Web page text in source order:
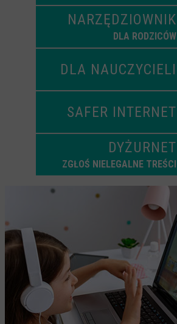
NARZĘDZIOWNIK
DLA RODZICÓW
DLA NAUCZYCIELI
SAFER INTERNET
DYŻURNET
ZGŁOŚ NIELEGALNE TREŚCI
Zrealizowane
Scenariusze lekcji
W sieci przyjaźni
(Nie)widzialne ślady online
Piosenka edukacyjna i teledysk
Cyberlekcje
Selma
Szkoła Sieci Społecznościowych
Plik i Folder
Dla rodziców